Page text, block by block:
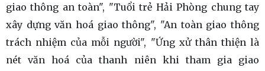
giao thông an toàn", "Tuổi trẻ Hải Phòng chung tay
xây dựng văn hoá giao thông", "An toàn giao thông
trách nhiệm của mỗi người", "Ứng xử thân thiện là
nét văn hoá của thanh niên khi tham gia giao